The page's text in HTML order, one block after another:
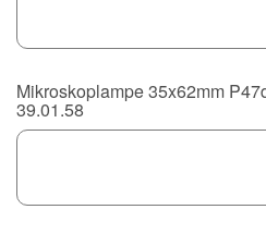
Mikroskoplampe 35x62mm
39.01.58